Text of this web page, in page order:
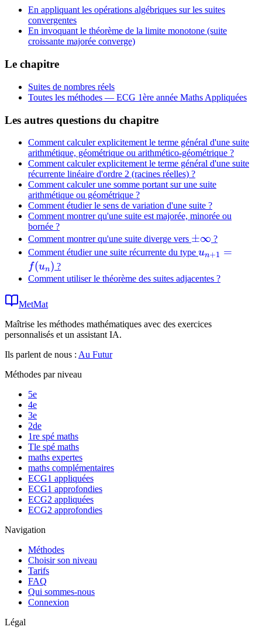
En appliquant les opérations algébriques sur les suites
convergentes
En invoquant le théorème de la limite monotone (suite
croissante majorée converge)
Le chapitre
Suites de nombres réels
Toutes les méthodes — ECG 1ère année Maths Appliquées
Les autres questions du chapitre
Comment calculer explicitement le terme général d'une suite
arithmétique, géométrique ou arithmético-géométrique ?
Comment calculer explicitement le terme général d'une suite
récurrente linéaire d'ordre 2 (racines réelles) ?
Comment calculer une somme portant sur une suite
arithmétique ou géométrique ?
Comment étudier le sens de variation d'une suite ?
Comment montrer qu'une suite est majorée, minorée ou
bornée ?
Comment montrer qu'une suite diverge vers \pm\infty
±∞ ?
Comment étudier une suite récurrente du type u_{n+1}
un+1 =
f(un) ?
Comment utiliser le théorème des suites adjacentes ?
MetMat
Maîtrise les méthodes mathématiques avec des exercices
personnalisés et un assistant IA.
Ils parlent de nous : Au Futur
Méthodes par niveau
5e
4e
3e
2de
1re spé maths
Tle spé maths
maths expertes
maths complémentaires
ECG1 appliquées
ECG1 approfondies
ECG2 appliquées
ECG2 approfondies
Navigation
Méthodes
Choisir son niveau
Tarifs
FAQ
Qui sommes-nous
Connexion
Légal